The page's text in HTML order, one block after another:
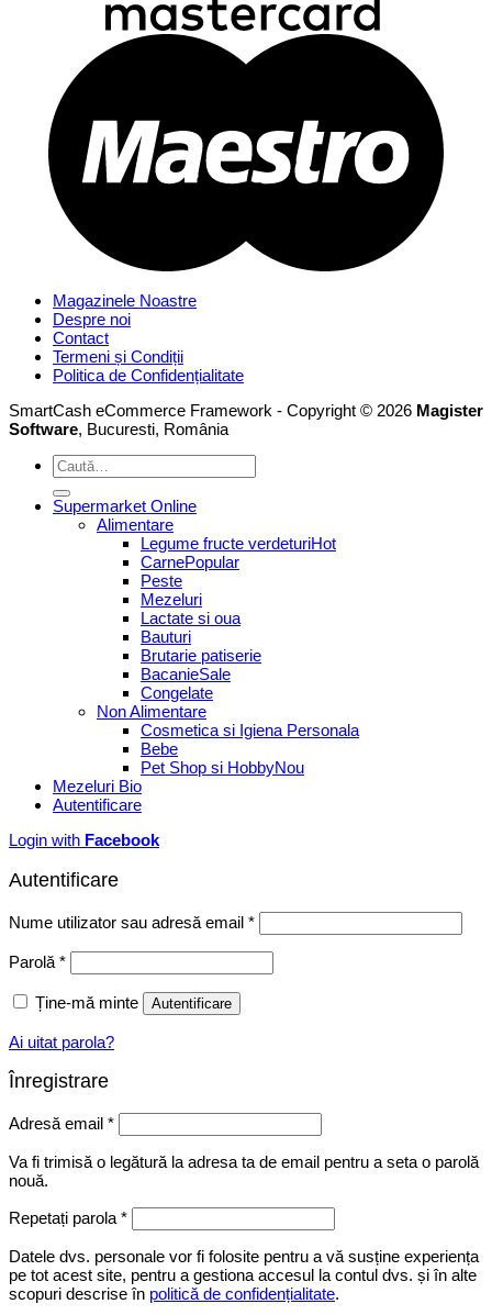
Magazinele Noastre
Despre noi
Contact
Termeni și Condiții
Politica de Confidențialitate
SmartCash eCommerce Framework - Copyright © 2026 Magister
Software, Bucuresti, România
Caută
după:
Supermarket Online
Alimentare
Legume fructe verdeturi
Carne
Peste
Mezeluri
Lactate si oua
Bauturi
Brutarie patiserie
Bacanie
Congelate
Non Alimentare
Cosmetica si Igiena Personala
Bebe
Pet Shop si Hobby
Mezeluri Bio
Autentificare
Login with Facebook
Autentificare
Nume utilizator sau adresă email *Obligatoriu
Parolă *Obligatoriu
Ține-mă minte Autentificare
Ai uitat parola?
Înregistrare
Adresă email *Obligatoriu
Va fi trimisă o legătură la adresa ta de email pentru a seta o parolă
nouă.
Repetați parola *
Datele dvs. personale vor fi folosite pentru a vă susține experiența
pe tot acest site, pentru a gestiona accesul la contul dvs. și în alte
scopuri descrise în politică de confidențialitate.